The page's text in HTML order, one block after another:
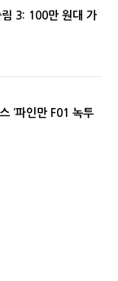
림 3: 100만 원대 가
‘파인만 F01 녹투